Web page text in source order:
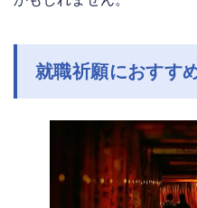
就職祈願におすす